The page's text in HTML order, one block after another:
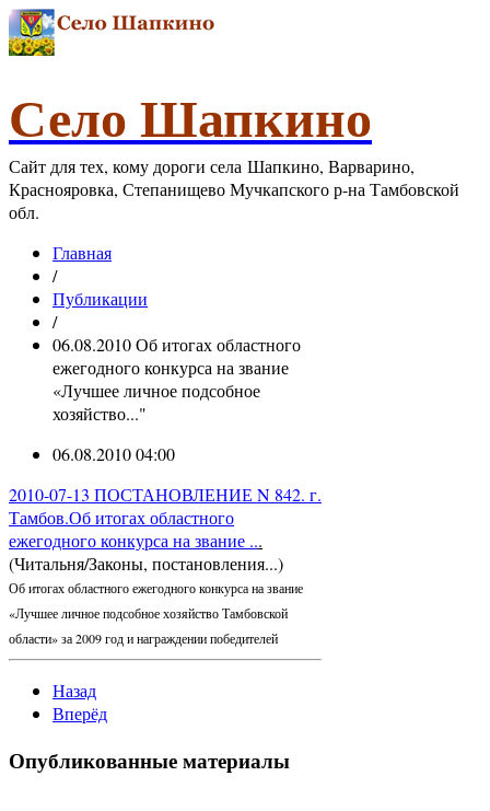
Село Шапкино
Сайт для тех, кому дороги села Шапкино, Варварино,
Краснояровка, Степанищево Мучкапского р-на Тамбовской
обл.
Главная
/
Публикации
/
06.08.2010 Об итогах областного
ежегодного конкурса на звание
«Лучшее личное подсобное
хозяйство..."
06.08.2010 04:00
2010-07-13 ПОСТАНОВЛЕНИЕ N 842. г.
Тамбов.Об итогах областного
ежегодного конкурса на звание ...
(Читальня/Законы, постановления...)
Об итогах областного ежегодного конкурса на звание
«Лучшее личное подсобное хозяйство Тамбовской
области» за 2009 год и награждении победителей
Назад
Вперёд
Опубликованные материалы